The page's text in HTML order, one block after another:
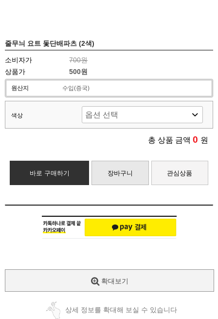
줄무늬 요트 돛단배파츠 (2색)
소비자가
700원
상품가
500원
원산지 수입(증국)
색상
총 상품 금액 0 원
바로 구매하기 장바구니 관심상품
확대보기
상세 정보를 확대해 보실 수 있습니다